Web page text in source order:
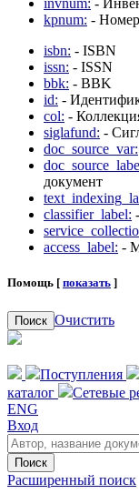
invnum: -
kpnum: -
isbn: - ISBN
issn: - ISSN
bbk: - BBK
id: -
col: -
siglafund: -
doc_source_var:
документ
classifier_label:
access_label: -
Помощь [ показать ]
Поиск Очистить
Поступления
каталог
Сетевые
ENG
Вход
Поиск
Расширенный поиск